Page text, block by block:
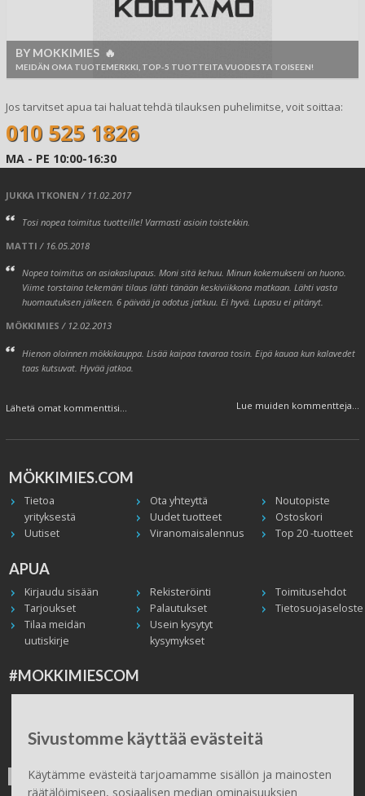
Sivustomme käyttää evästeitä
Käytämme evästeitä tarjoamamme sisällön ja mainosten
räätälöimiseen, sosiaalisen median ominaisuuksien
BY MOKKIMIES 🔥
MEIDÄN OMA TUOTEMERKKI, TOP-5 TUOTTEITA VUODESTA TOISEEN!
Jos tarvitset apua tai haluat tehdä tilauksen puhelimitse, voit soittaa:
010 525 1826
MA - PE 10:00-16:30
JUKKA ITKONEN / 11.02.2017
Tosi nopea toimitus tuotteille! Varmasti asioin toistekkin.
MATTI / 16.05.2018
Nopea toimitus on asiakaslupaus. Moni sitä kehuu. Minun kokemukseni on huono.
Viime torstaina tekemäni tilaus lähti tänään keskiviikkona matkaan. Lähti vasta
huomautuksen jälkeen. 6 päivää ja odotus jatkuu. Ei hyvä. Lupasu ei pitänyt.
MÖKKIMIES / 12.02.2013
Hienon oloinnen mökkikauppa. Lisää kaipaa tavaraa tosin. Eipä kauaa kun kalavedet
taas kutsuvat. Hyvää jatkoa.
Lähetä omat kommenttisi... Lue muiden kommentteja...
MÖKKIMIES.COM
Tietoa
yrityksestä
Ota yhteyttä
Noutopiste
Uudet tuotteet
Ostoskori
Uutiset
Viranomaisalennus Top 20 -tuotteet
APUA
Kirjaudu sisään Rekisteröinti
Toimitusehdot
Tarjoukset
Palautukset
Tietosuojaseloste
Tilaa meidän
uutiskirje
Usein kysytyt
kysymykset
#MOKKIMIESCOM
Peruuta tilaus
ILMAINEN TOIMITUS